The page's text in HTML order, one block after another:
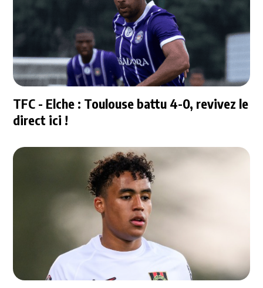
TFC - Elche : Toulouse battu 4-0, revivez le
direct ici !